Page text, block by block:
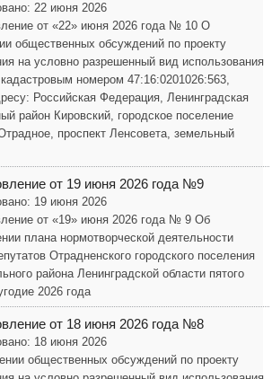
22 июня 2026
от «22» июня 2026 года № 10 О
общественных обсуждений по проекту
на условно разрешенный вид использования
номером 47:16:0201026:563,
Российская Федерация, Ленинградская
район Кировский, городское поселение
проспект Ленсовета, земельный
от 19 июня 2026 года №9
19 июня 2026
от «19» июня 2026 года № 9 Об
плана нормотворческой деятельности
Отрадненского городского поселения
района Ленинградской области пятого
2026 года
от 18 июня 2026 года №8
18 июня 2026
общественных обсуждений по проекту